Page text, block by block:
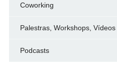
Coworking
Palestras, Workshops, Vídeos
Podcasts